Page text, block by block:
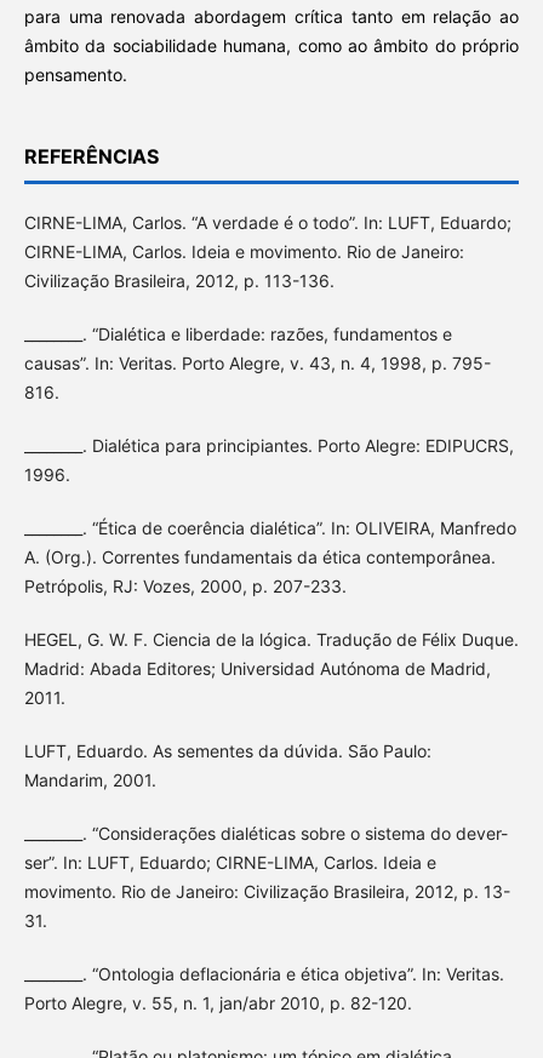
para uma renovada abordagem crítica tanto em relação ao
âmbito da sociabilidade humana, como ao âmbito do próprio
pensamento.
REFERÊNCIAS
CIRNE-LIMA, Carlos. “A verdade é o todo”. In: LUFT, Eduardo;
CIRNE-LIMA, Carlos. Ideia e movimento. Rio de Janeiro:
Civilização Brasileira, 2012, p. 113-136.
________. “Dialética e liberdade: razões, fundamentos e
causas”. In: Veritas. Porto Alegre, v. 43, n. 4, 1998, p. 795-
816.
________. Dialética para principiantes. Porto Alegre: EDIPUCRS,
1996.
________. “Ética de coerência dialética”. In: OLIVEIRA, Manfredo
A. (Org.). Correntes fundamentais da ética contemporânea.
Petrópolis, RJ: Vozes, 2000, p. 207-233.
HEGEL, G. W. F. Ciencia de la lógica. Tradução de Félix Duque.
Madrid: Abada Editores; Universidad Autónoma de Madrid,
2011.
LUFT, Eduardo. As sementes da dúvida. São Paulo:
Mandarim, 2001.
________. “Considerações dialéticas sobre o sistema do dever-
ser”. In: LUFT, Eduardo; CIRNE-LIMA, Carlos. Ideia e
movimento. Rio de Janeiro: Civilização Brasileira, 2012, p. 13-
31.
________. “Ontologia deflacionária e ética objetiva”. In: Veritas.
Porto Alegre, v. 55, n. 1, jan/abr 2010, p. 82-120.